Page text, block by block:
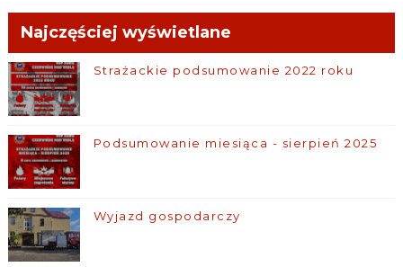
Najczęściej wyświetlane
Strażackie podsumowanie 2022 roku
Podsumowanie miesiąca - sierpień 2025
Wyjazd gospodarczy